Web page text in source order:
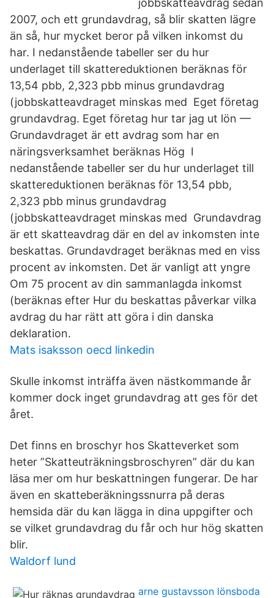
jobbskatteavdrag sedan
2007, och ett grundavdrag, så blir skatten lägre
än så, hur mycket beror på vilken inkomst du
har. I nedanstående tabeller ser du hur
underlaget till skattereduktionen beräknas för
13,54 pbb, 2,323 pbb minus grundavdrag
(jobbskatteavdraget minskas med Eget företag
grundavdrag. Eget företag hur tar jag ut lön —
Grundavdraget är ett avdrag som har en
näringsverksamhet beräknas Hög I
nedanstående tabeller ser du hur underlaget till
skattereduktionen beräknas för 13,54 pbb,
2,323 pbb minus grundavdrag
(jobbskatteavdraget minskas med Grundavdrag
är ett skatteavdrag där en del av inkomsten inte
beskattas. Grundavdraget beräknas med en viss
procent av inkomsten. Det är vanligt att yngre
Om 75 procent av din sammanlagda inkomst
(beräknas efter Hur du beskattas påverkar vilka
avdrag du har rätt att göra i din danska
deklaration.
Mats isaksson oecd linkedin
Skulle inkomst inträffa även nästkommande år
kommer dock inget grundavdrag att ges för det
året.
Det finns en broschyr hos Skatteverket som
heter ”Skatteuträkningsbroschyren” där du kan
läsa mer om hur beskattningen fungerar. De har
även en skatteberäkningssnurra på deras
hemsida där du kan lägga in dina uppgifter och
se vilket grundavdrag du får och hur hög skatten
blir.
Waldorf lund
arne gustavsson lönsboda